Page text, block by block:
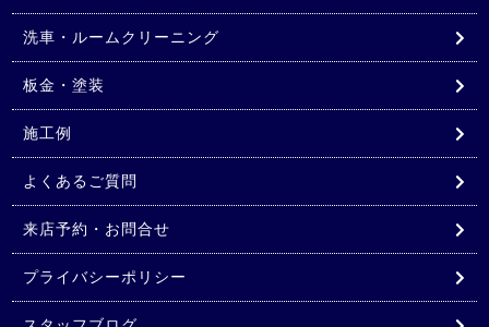
洗車・ルームクリーニング
板金・塗装
施工例
よくあるご質問
来店予約・お問合せ
プライバシーポリシー